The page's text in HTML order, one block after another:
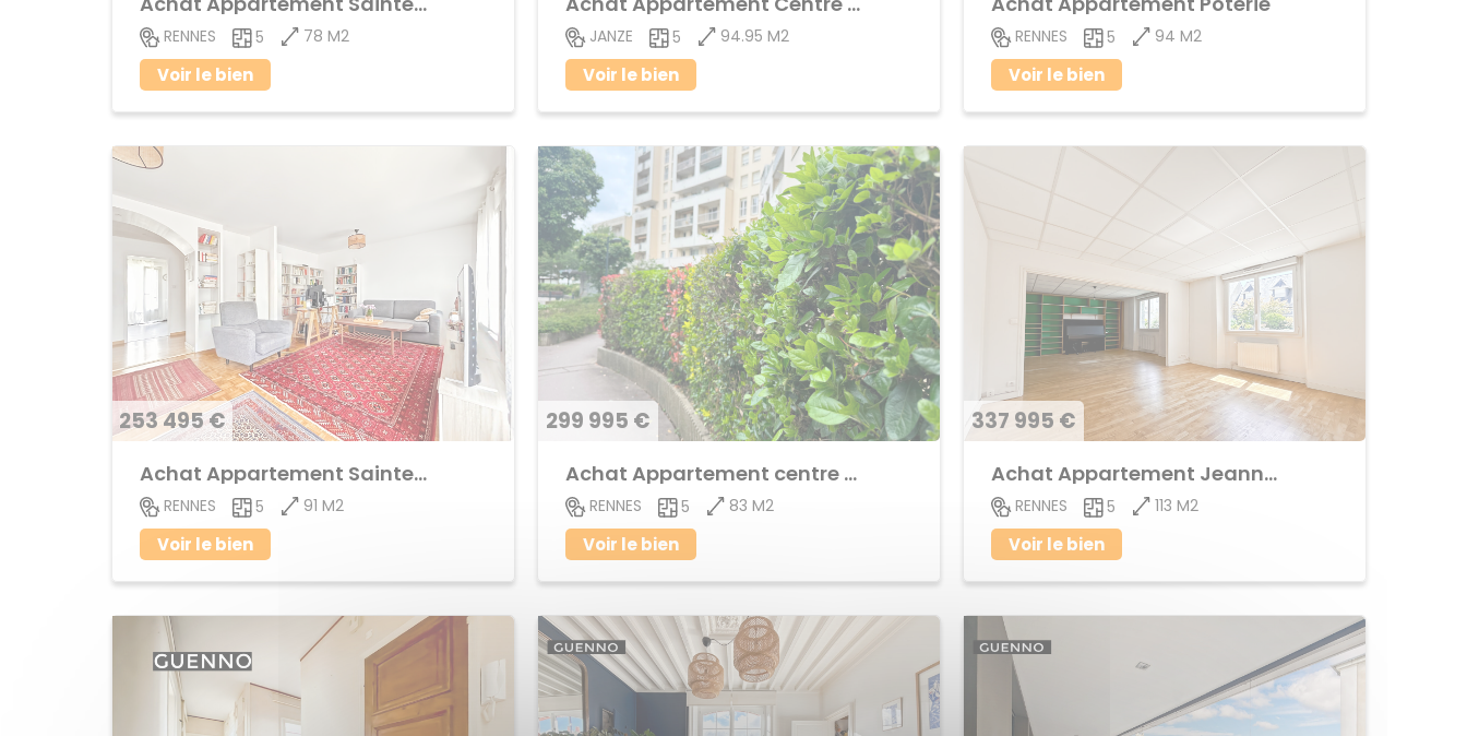
RENNES 5 78 M2
Voir le bien
JANZE 5 94.95 M2
Voir le bien
RENNES 5 94 M2
Voir le bien
253 495 €
Achat Appartement Sainte-Thérèse
RENNES 5 91 M2
Voir le bien
299 995 €
Achat Appartement centre ville
RENNES 5 83 M2
Voir le bien
337 995 €
Achat Appartement Jeanne d'Arc
RENNES 5 113 M2
Voir le bien